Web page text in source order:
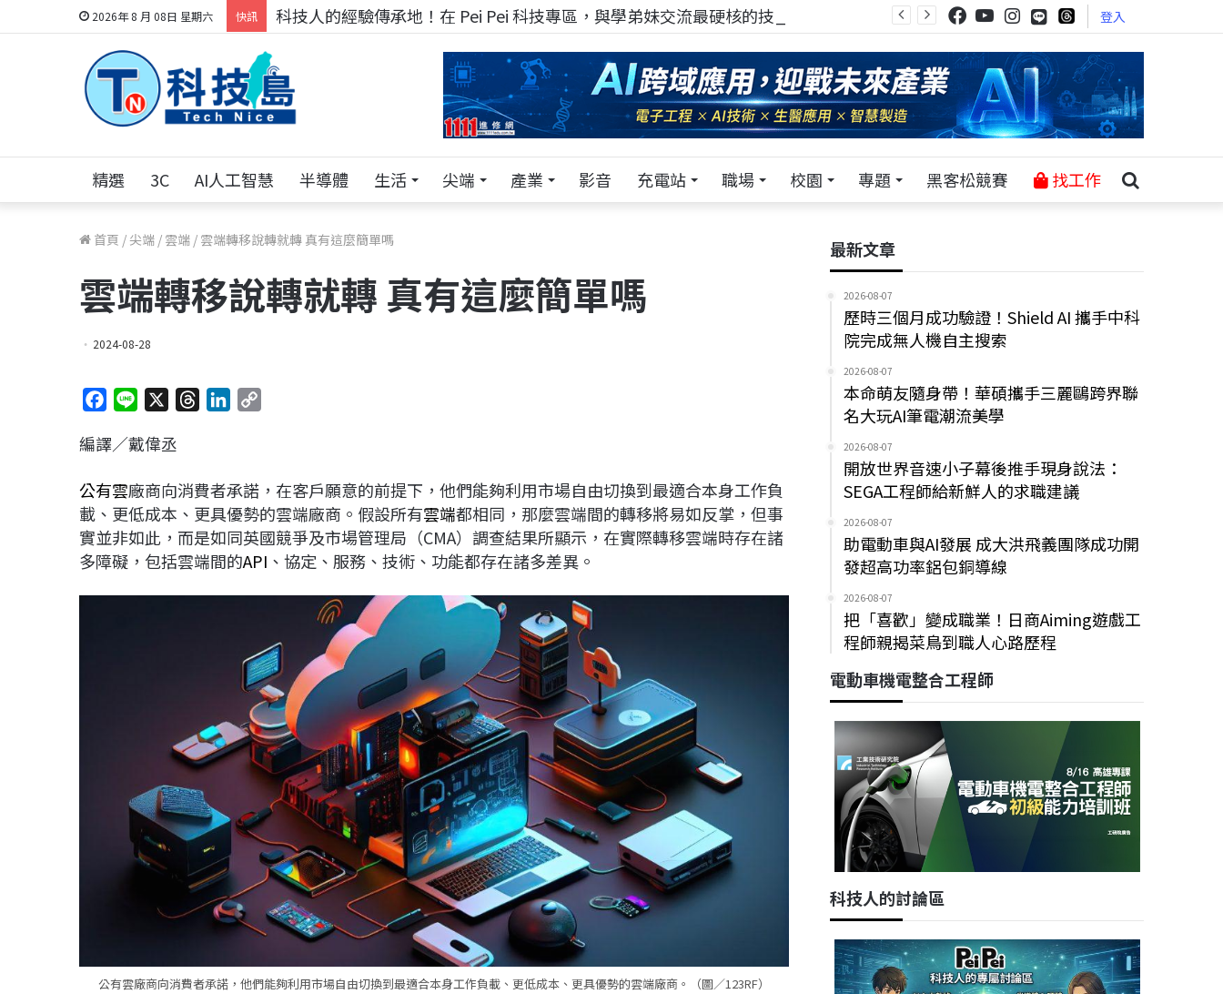
2026年 8 月 08日 星期六 快訊 科技人的經驗傳承地！在 Pei Pei 科技專區，與學弟妹交流最硬核的技術 登入
精選 3C AI人工智慧 半導體 生活 尖端 產業 影音 充電站 職場 校園 專題 黑客松競賽 找工作
首頁 /尖端 / 雲端 / 雲端轉移說轉就轉 真有這麼簡單嗎
雲端轉移說轉就轉 真有這麼簡單嗎
2024-08-28
c
b
o
o
k
n
a
d
s
e
d
I
n
L
i
n
k
編譯／戴偉丞
公有雲廠商向消費者承諾，在客戶願意的前提下，他們能夠利用市場自由切換到最適合本身工作負
載、更低成本、更具優勢的雲端廠商。假設所有雲端都相同，那麼雲端間的轉移將易如反掌，但事
實並非如此，而是如同英國競爭及市場管理局（CMA）調查結果所顯示，在實際轉移雲端時存在諸
多障礙，包括雲端間的API 、協定、服務、技術、功能都存在諸多差異。
公有雲廠商向消費者承諾，他們能夠利用市場自由切換到最適合本身工作負載、更低成本、更具優勢的雲端廠商。（圖／123RF）
最新文章
2026-08-07
歷時三個月成功驗證！Shield AI 攜手中科
院完成無人機自主搜索
2026-08-07
本命萌友隨身帶！華碩攜手三麗鷗跨界聯
名大玩AI筆電潮流美學
2026-08-07
開放世界音速小子幕後推手現身說法：
SEGA工程師給新鮮人的求職建議
2026-08-07
助電動車與AI發展 成大洪飛義團隊成功開
發超高功率鋁包銅導線
2026-08-07
把「喜歡」變成職業！日商Aiming遊戲工
程師親揭菜鳥到職人心路歷程
電動車機電整合工程師
科技人的討論區